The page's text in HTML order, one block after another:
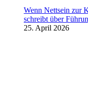
Wenn Nettsein zur
schreibt über
25. April 2026